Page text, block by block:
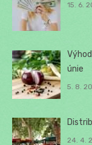
15. 6.
únie
5. 8.
24. 4.